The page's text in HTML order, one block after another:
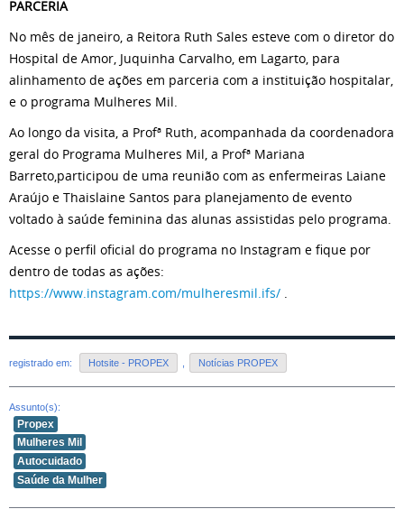
PARCERIA
No mês de janeiro, a Reitora Ruth Sales esteve com o diretor do
Hospital de Amor, Juquinha Carvalho, em Lagarto, para
alinhamento de ações em parceria com a instituição hospitalar,
e o programa Mulheres Mil.
Ao longo da visita, a Profª Ruth, acompanhada da coordenadora
geral do Programa Mulheres Mil, a Profª Mariana
Barreto,participou de uma reunião com as enfermeiras Laiane
Araújo e Thaislaine Santos para planejamento de evento
voltado à saúde feminina das alunas assistidas pelo programa.
Acesse o perfil oficial do programa no Instagram e fique por
dentro de todas as ações:
https://www.instagram.com/mulheresmil.ifs/ .
registrado em: Hotsite - PROPEX Notícias PROPEX
Assunto(s):
Propex
Mulheres Mil
Autocuidado
Saúde da Mulher